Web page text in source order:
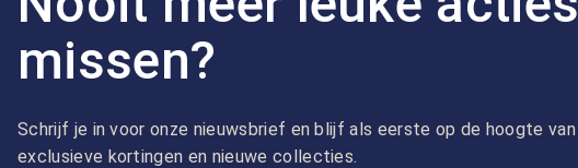
missen?
Schrijf je in voor onze nieuwsbrief en blijf als eerste op de hoogte van
exclusieve kortingen en nieuwe collecties.